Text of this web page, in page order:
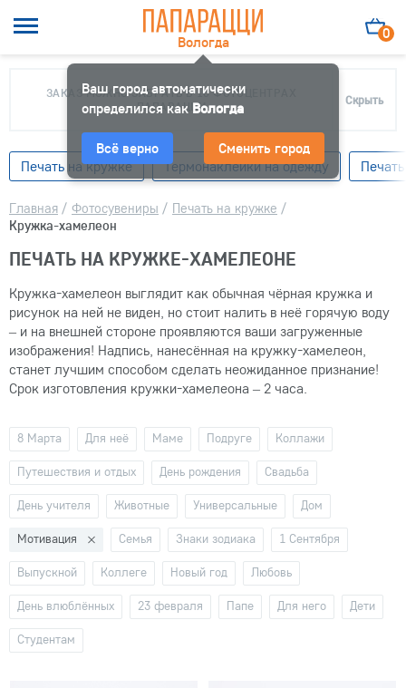
Вологда
Ваш город автоматически
определился как Вологда
Всё верно Сменить город
0
ЗАКАЗ МОЖНО ЗАБРАТЬ В 10 ФОТОЦЕНТРАХ
ПАПАРАЦЦИ
Скрыть
Печать на кружке Термонаклейки на одежду
Главная / Фотосувениры / Печать на кружке /
Кружка-хамелеон
ПЕЧАТЬ НА КРУЖКЕ-ХАМЕЛЕОНЕ
Кружка-хамелеон выглядит как обычная чёрная кружка и
рисунок на ней не виден, но стоит налить в неё горячую воду
– и на внешней стороне проявляются ваши загруженные
изображения! Надпись, нанесённая на кружку-хамелеон,
станет лучшим способом сделать неожиданное признание!
Срок изготовления кружки-хамелеона – 2 часа.
8 Марта Для неё Маме Подруге Коллажи
Путешествия и отдых День рождения Свадьба
День учителя Животные Универсальные Дом
Мотивация Семья Знаки зодиака 1 Сентября
Выпускной Коллеге Новый год Любовь
День влюблённых 23 февраля Папе Для него Дети
Студентам